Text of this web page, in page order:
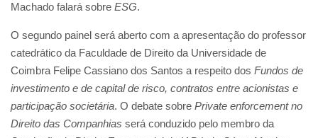
Machado falará sobre ESG.
O segundo painel será aberto com a apresentação do professor
catedrático da Faculdade de Direito da Universidade de
Coimbra Felipe Cassiano dos Santos a respeito dos Fundos de
investimento e de capital de risco, contratos entre acionistas e
participação societária. O debate sobre Private enforcement no
Direito das Companhias será conduzido pelo membro da